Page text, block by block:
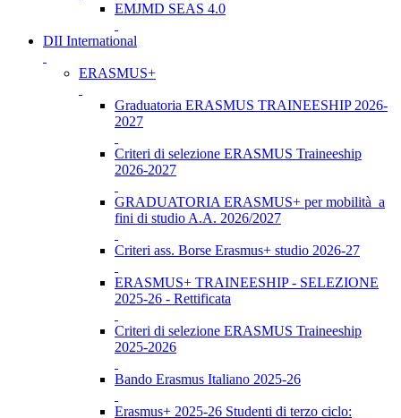
EMJMD SEAS 4.0
DII International
ERASMUS+
Graduatoria ERASMUS TRAINEESHIP 2026-
2027
Criteri di selezione ERASMUS Traineeship
2026-2027
GRADUATORIA ERASMUS+ per mobilità a
fini di studio A.A. 2026/2027
Criteri ass. Borse Erasmus+ studio 2026-27
ERASMUS+ TRAINEESHIP - SELEZIONE
2025-26 - Rettificata
Criteri di selezione ERASMUS Traineeship
2025-2026
Bando Erasmus Italiano 2025-26
Erasmus+ 2025-26 Studenti di terzo ciclo: